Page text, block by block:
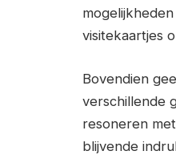
visitekaartjes
Bovendien
verschillende
resoneren
blijvende